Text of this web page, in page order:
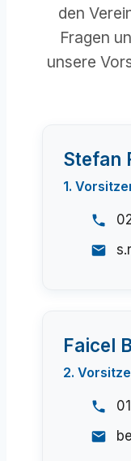
den
Fragen
unsere
Stefan
1.
Faicel
2.